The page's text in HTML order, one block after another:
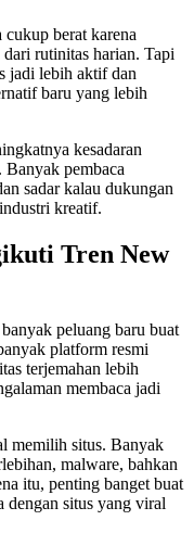
cukup berat karena
rutinitas harian. Tapi
jadi lebih aktif dan
baru yang lebih
kesadaran
Banyak pembaca
sadar kalau dukungan
kreatif.
Tren New
peluang baru buat
platform resmi
terjemahan lebih
membaca jadi
memilih situs. Banyak
malware, bahkan
itu, penting banget buat
dengan situs yang viral